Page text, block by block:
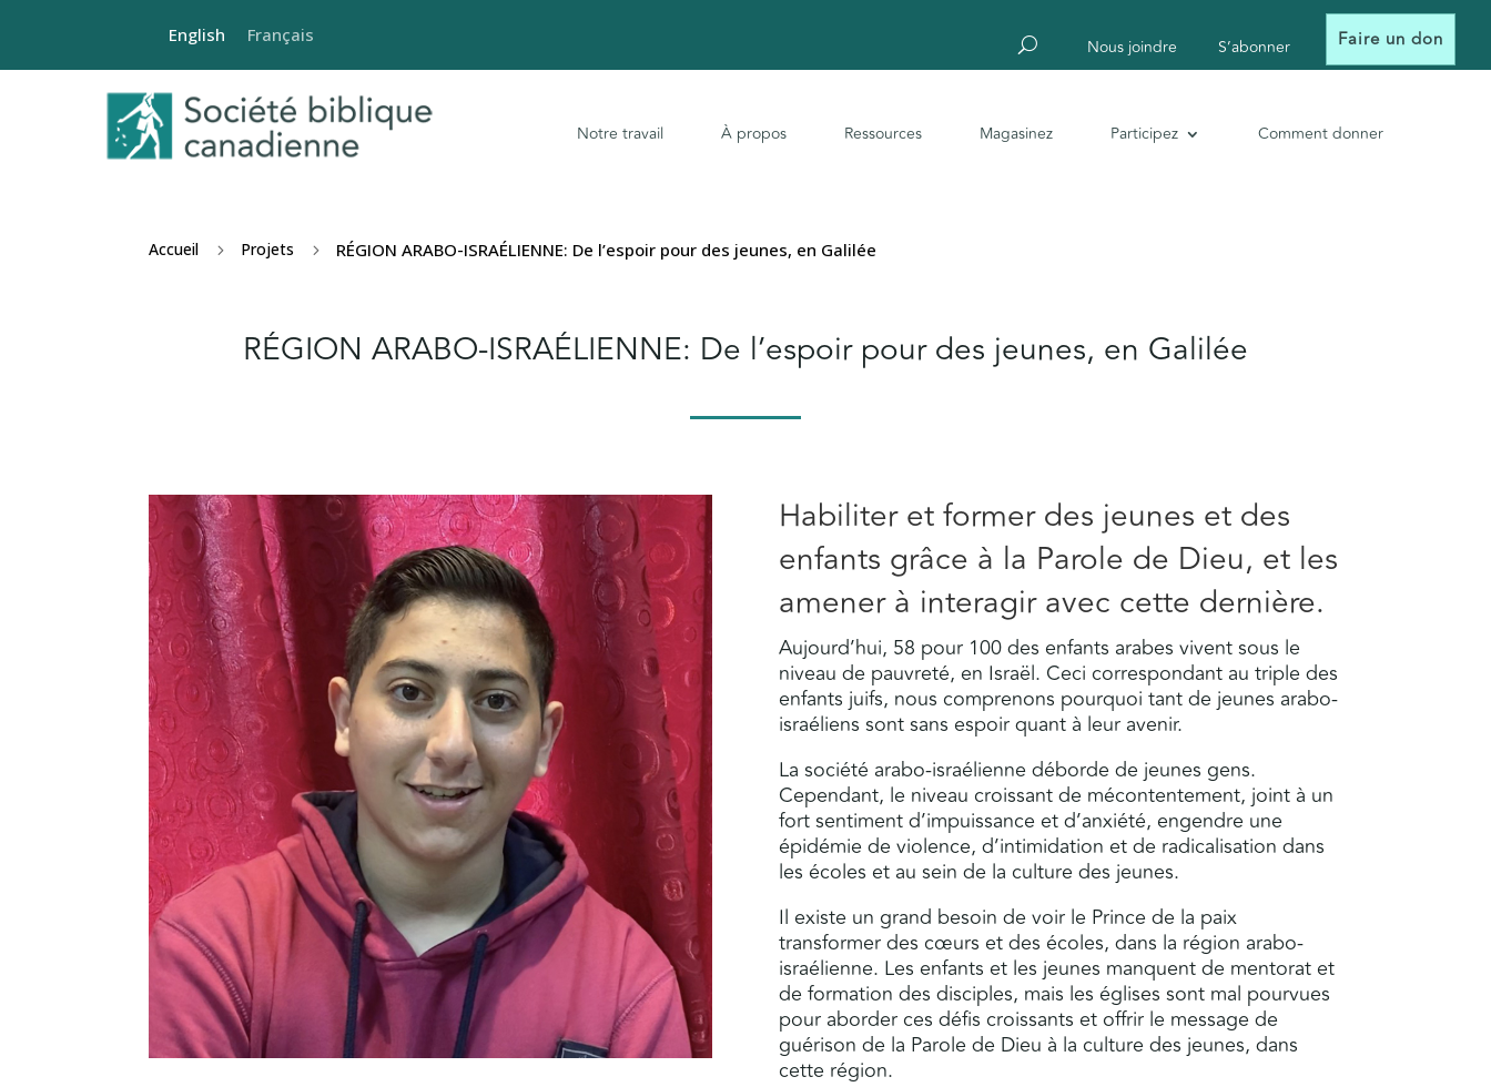
Nous joindre S’abonner Faire un don
Notre travail À propos Ressources Magasinez Participez Comment donner
Accueil 5 Projets 5 RÉGION ARABO-ISRAÉLIENNE: De l’espoir pour des jeunes, en Galilée
RÉGION ARABO-ISRAÉLIENNE: De l’espoir pour des jeunes, en Galilée
Habiliter et former des jeunes et des
enfants grâce à la Parole de Dieu, et les
amener à interagir avec cette dernière.
Aujourd’hui, 58 pour 100 des enfants arabes vivent sous le
niveau de pauvreté, en Israël. Ceci correspondant au triple des
enfants juifs, nous comprenons pourquoi tant de jeunes arabo-
israéliens sont sans espoir quant à leur avenir.
La société arabo-israélienne déborde de jeunes gens.
Cependant, le niveau croissant de mécontentement, joint à un
fort sentiment d’impuissance et d’anxiété, engendre une
épidémie de violence, d’intimidation et de radicalisation dans
les écoles et au sein de la culture des jeunes.
Il existe un grand besoin de voir le Prince de la paix
transformer des cœurs et des écoles, dans la région arabo-
israélienne. Les enfants et les jeunes manquent de mentorat et
de formation des disciples, mais les églises sont mal pourvues
pour aborder ces défis croissants et offrir le message de
guérison de la Parole de Dieu à la culture des jeunes, dans
cette région.
English Français